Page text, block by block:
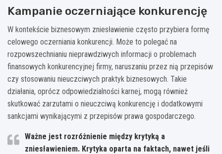
Kampanie oczerniające konkurencję
W kontekście biznesowym zniesławienie często przybiera formę
celowego oczerniania konkurencji. Może to polegać na
rozpowszechnianiu nieprawdziwych informacji o problemach
finansowych konkurencyjnej firmy, naruszaniu przez nią przepisów
czy stosowaniu nieuczciwych praktyk biznesowych. Takie
działania, oprócz odpowiedzialności karnej, mogą również
skutkować zarzutami o nieuczciwą konkurencję i dodatkowymi
sankcjami wynikającymi z przepisów prawa gospodarczego.
Ważne jest rozróżnienie między krytyką a
zniesławieniem. Krytyka oparta na faktach, nawet jeśli